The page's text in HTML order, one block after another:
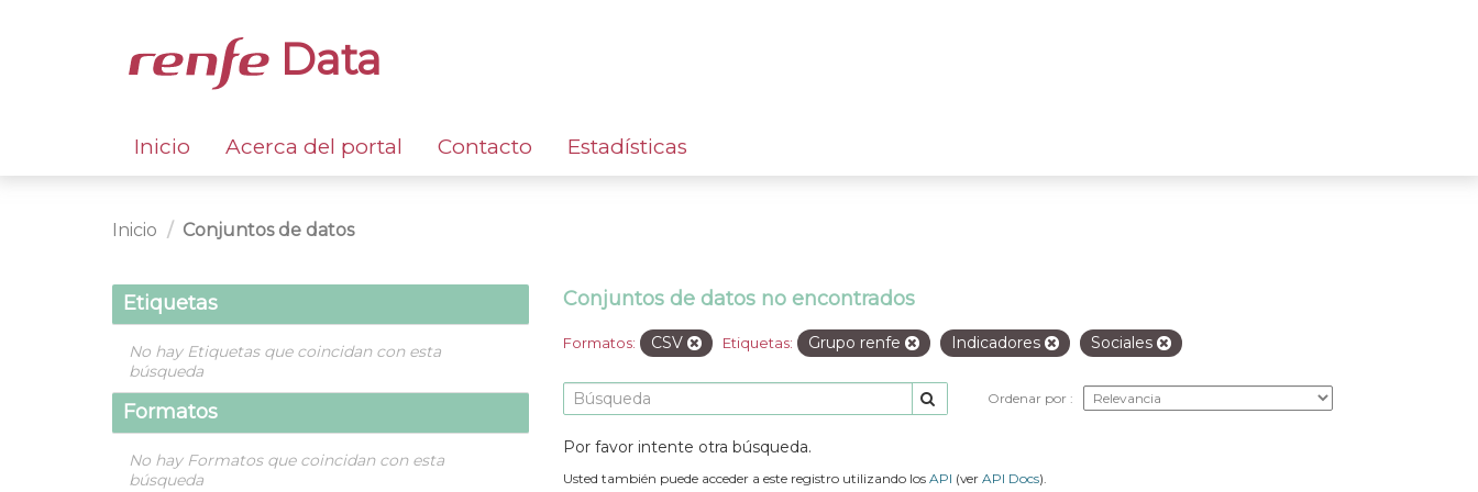
Data
Inicio Acerca del portal Contacto Estadísticas
Inicio Conjuntos de datos
Etiquetas
No hay Etiquetas que coincidan con esta
búsqueda
Formatos
No hay Formatos que coincidan con esta
búsqueda
Conjuntos de datos no encontrados
Formatos: CSV Etiquetas: Grupo renfe Indicadores Sociales
Ordenar por
Por favor intente otra búsqueda.
Usted también puede acceder a este registro utilizando los API (ver API Docs).